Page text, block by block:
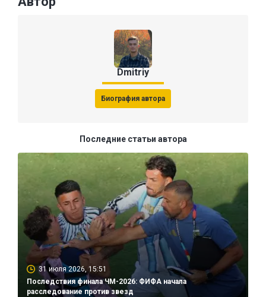
Dmitriy
Биография автора
Последние статьи автора
31 июля 2026, 15:51
Последствия финала ЧМ-2026: ФИФА начала
расследование против звезд